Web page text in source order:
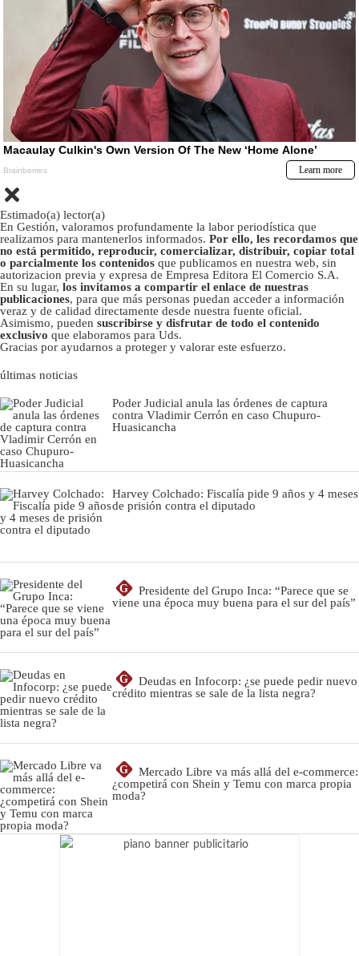
Estimado(a) lector(a)
En Gestión, valoramos profundamente la labor periodística que
realizamos para mantenerlos informados. Por ello, les recordamos que
no está permitido, reproducir, comercializar, distribuir, copiar total
o parcialmente los contenidos que publicamos en nuestra web, sin
autorizacion previa y expresa de Empresa Editora El Comercio S.A.
En su lugar, los invitamos a compartir el enlace de nuestras
publicaciones, para que más personas puedan acceder a información
veraz y de calidad directamente desde nuestra fuente oficial.
Asimismo, pueden suscribirse y disfrutar de todo el contenido
exclusivo que elaboramos para Uds.
Gracias por ayudarnos a proteger y valorar este esfuerzo.
últimas noticias
Poder Judicial anula las órdenes de captura
contra Vladimir Cerrón en caso Chupuro-
Huasicancha
Harvey Colchado: Fiscalía pide 9 años y 4 meses
de prisión contra el diputado
G
Presidente del Grupo Inca: “Parece que se
viene una época muy buena para el sur del país”
G
Deudas en Infocorp: ¿se puede pedir nuevo
crédito mientras se sale de la lista negra?
G
Mercado Libre va más allá del e-commerce:
¿competirá con Shein y Temu con marca propia
moda?